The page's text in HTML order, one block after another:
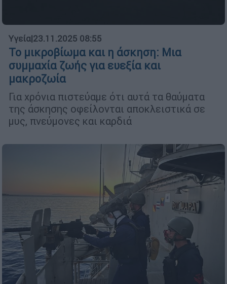
Υγεία|23.11.2025 08:55
Το μικροβίωμα και η άσκηση: Μια
συμμαχία ζωής για ευεξία και
μακροζωία
Για χρόνια πιστεύαμε ότι αυτά τα θαύματα
της άσκησης οφείλονται αποκλειστικά σε
μυς, πνεύμονες και καρδιά